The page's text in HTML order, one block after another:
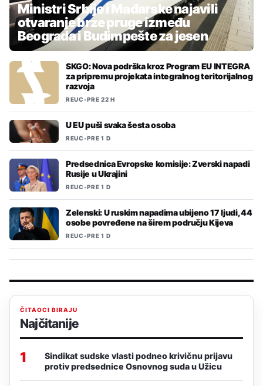
Ministri Srbije i Mađarske najavili
otvaranje brze pruge između
Beograda i Budimpešte za jesen
SKGO: Nova podrška kroz Program EU INTEGRA
za pripremu projekata integralnog teritorijalnog
razvoja
REUC•PRE 22 H
U EU puši svaka šesta osoba
REUC•PRE 1 D
Predsednica Evropske komisije: Zverski napadi
Rusije u Ukrajini
REUC•PRE 1 D
Zelenski: U ruskim napadima ubijeno 17 ljudi, 44
osobe povređene na širem području Kijeva
REUC•PRE 1 D
ČITAOCI BIRAJU
Najčitanije
1
Sindikat sudske vlasti podneo krivičnu prijavu
protiv predsednice Osnovnog suda u Užicu